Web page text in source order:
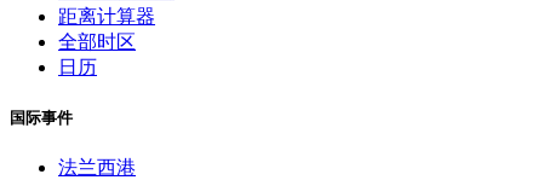
距离计算器
全部时区
日历
国际事件
法兰西港